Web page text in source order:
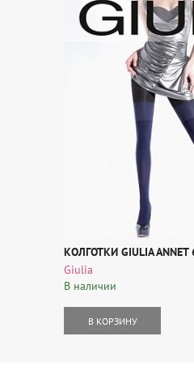
КОЛГОТКИ GIULIA
Giulia
В наличии
В КОРЗИНУ